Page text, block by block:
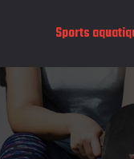
Sports